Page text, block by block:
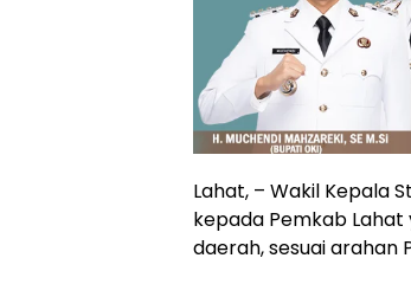
Lahat, – Wakil Kepala
kepada Pemkab
daerah, sesuai arahan